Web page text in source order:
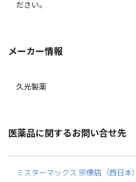
ださい。
メーカー情報
久光製薬
医薬品に関するお問い合せ先
ミスターマックス 宗像店（西日本）